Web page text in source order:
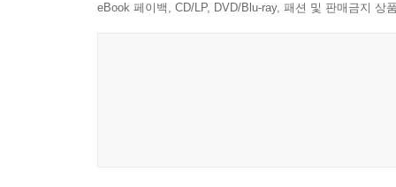
eBook 페이백, CD/LP, DVD/Blu-ray, 패션 및 판매금지 상